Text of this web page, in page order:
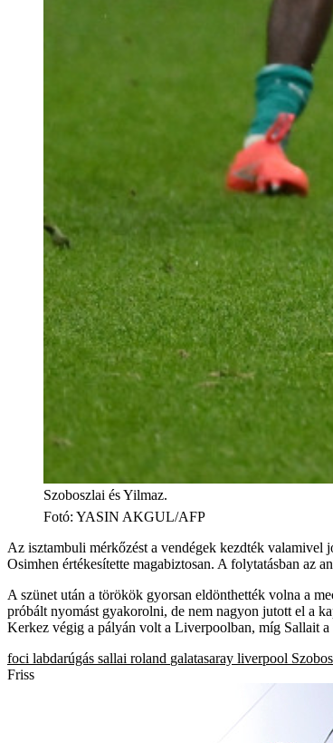
Szoboszlai és Yilmaz.
Fotó: YASIN AKGUL/AFP
Az isztambuli mérkőzést a vendégek kezdték valamivel
Osimhen értékesítette magabiztosan. A folytatásban az
A szünet után a törökök gyorsan eldönthették volna a
próbált nyomást gyakorolni, de nem nagyon jutott el a
Kerkez végig a pályán volt a Liverpoolban, míg Sallait
foci labdarúgás sallai roland galatasaray liverpool
Friss